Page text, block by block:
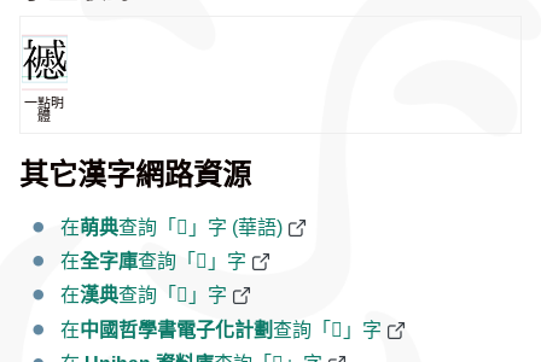
一點明
體
其它漢字網路資源
在萌典查詢「𧞰」字 (華語)
在全字庫查詢「𧞰」字
在漢典查詢「𧞰」字
在中國哲學書電子化計劃查詢「𧞰」字